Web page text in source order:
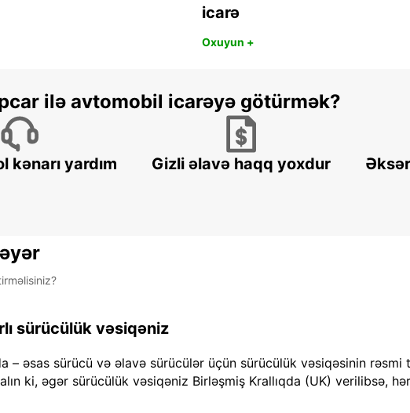
icarə
Oxuyun +
ilə avtomobil icarəyə götürmək?
kənarı yardım Gizli əlavə haqq yoxdur
sürücülük vəsiqəniz
– əsas sürücü və əlavə sürücülər üçün sürücülük vəsiqəsinin
ki, əgər sürücülük vəsiqəniz Birləşmiş Krallıqda (UK) verilibsə,